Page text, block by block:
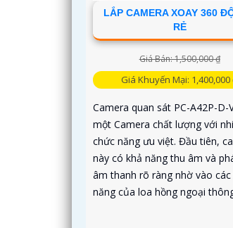
LẮP CAMERA XOAY 360
RẺ
Giá Bán: 1,500,000 ₫
Giá Khuyến Mại: 1,400,000
Camera quan sát PC-A42P-D-
một Camera chất lượng với
chức năng ưu việt. Đầu tiên,
này có khả năng thu âm và
âm thanh rõ ràng nhờ vào các
năng của loa hồng ngoại